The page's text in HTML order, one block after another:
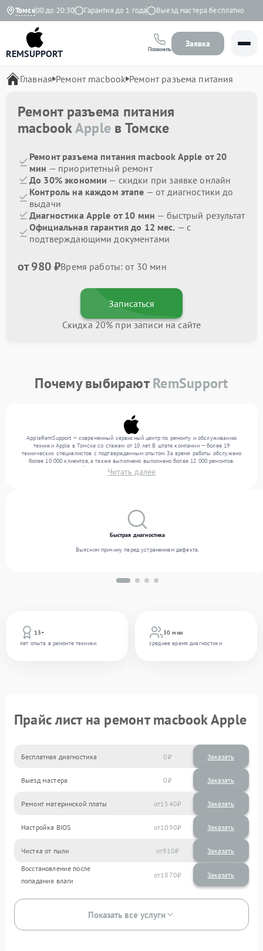
Томск
с 9:00 до 20:30 Гарантия до 1 года Выезд мастера бесплатно
REMSUPPORT Позвонить
Заявка
Главная Ремонт macbook Ремонт разъема питания
Ремонт разъема питания
macbookApple в Томске
Ремонт разъема питания macbook Apple от 20
мин — приоритетный ремонт
До 30% экономии — скидки при заявке онлайн
Контроль на каждом этапе — от диагностики до
выдачи
Диагностика Apple от 10 мин — быстрый результат
Официальная гарантия до 12 мес. — с
подтверждающими документами
от 980 ₽Время работы: от 30 мин
Записаться
Скидка 20% при записи на сайте
Почему выбираютRemSupport
AppleRemSupport — современный сервисный центр по ремонту и обслуживанию
техники Apple в Томске со стажем от 10 лет. В штате компании — более 19
технических специалистов с подтвержденным опытом. За время работы обслужено
более 10 000 клиентов, а также выполнено выполнено более 12 000 ремонтов.
Ежемесячно в сервисный центр поступает свыше 300 единиц техники, включая , , . Мы
работаем с широким спектром неисправностей и обеспечиваем надежный результат
Читать далее
13+
лет опыта в ремонте техники
30 мин
среднее время диагностики
Быстрая диагностика
Выясним причину перед устранением дефекта.
Прайс лист на ремонт macbook Apple
Бесплатная диагностика 0 Заказать
Выезд мастера 0 Заказать
Ремонт материнской платы 1540
Настройка BIOS 1090
Чистка от пыли 910
Восстановление после
попадания влаги
1870
Показать все услуги